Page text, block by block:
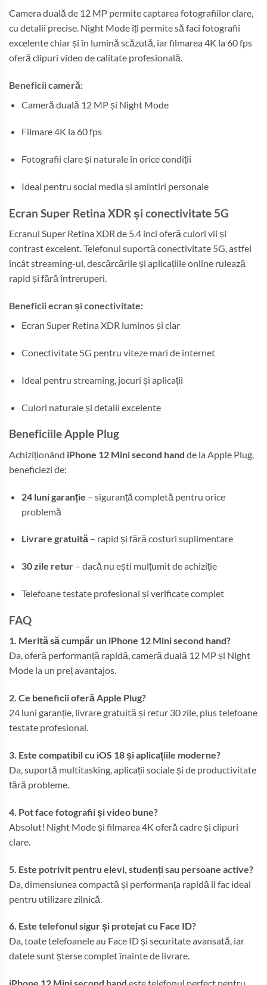
Camera duală de 12 MP permite captarea fotografiilor clare,
cu detalii precise. Night Mode îți permite să faci fotografii
excelente chiar și în lumină scăzută, iar filmarea 4K la 60 fps
oferă clipuri video de calitate profesională.
Beneficii cameră:
Cameră duală 12 MP și Night Mode
Filmare 4K la 60 fps
Fotografii clare și naturale în orice condiții
Ideal pentru social media și amintiri personale
Ecran Super Retina XDR și conectivitate 5G
Ecranul Super Retina XDR de 5.4 inci oferă culori vii și
contrast excelent. Telefonul suportă conectivitate 5G, astfel
încât streaming-ul, descărcările și aplicațiile online rulează
rapid și fără întreruperi.
Beneficii ecran și conectivitate:
Ecran Super Retina XDR luminos și clar
Conectivitate 5G pentru viteze mari de internet
Ideal pentru streaming, jocuri și aplicații
Culori naturale și detalii excelente
Beneficiile Apple Plug
Achiziționând iPhone 12 Mini second hand de la Apple Plug,
beneficiezi de:
24 luni garanție – siguranță completă pentru orice
problemă
Livrare gratuită– rapid și fără costuri suplimentare
30 zile retur– dacă nu ești mulțumit de achiziție
Telefoane testate profesional și verificate complet
FAQ
1. Merită să cumpăr un iPhone 12 Mini second hand?
Da, oferă performanță rapidă, cameră duală 12 MP și Night
Mode la un preț avantajos.
2. Ce beneficii oferă Apple Plug?
24 luni garanție, livrare gratuită și retur 30 zile, plus telefoane
testate profesional.
3. Este compatibil cu iOS 18 și aplicațiile moderne?
Da, suportă multitasking, aplicații sociale și de productivitate
fără probleme.
4. Pot face fotografii și video bune?
Absolut! Night Mode și filmarea 4K oferă cadre și clipuri
clare.
5. Este potrivit pentru elevi, studenți sau persoane active?
Da, dimensiunea compactă și performanța rapidă îl fac ideal
pentru utilizare zilnică.
6. Este telefonul sigur și protejat cu Face ID?
Da, toate telefoanele au Face ID și securitate avansată, iar
datele sunt șterse complet înainte de livrare.